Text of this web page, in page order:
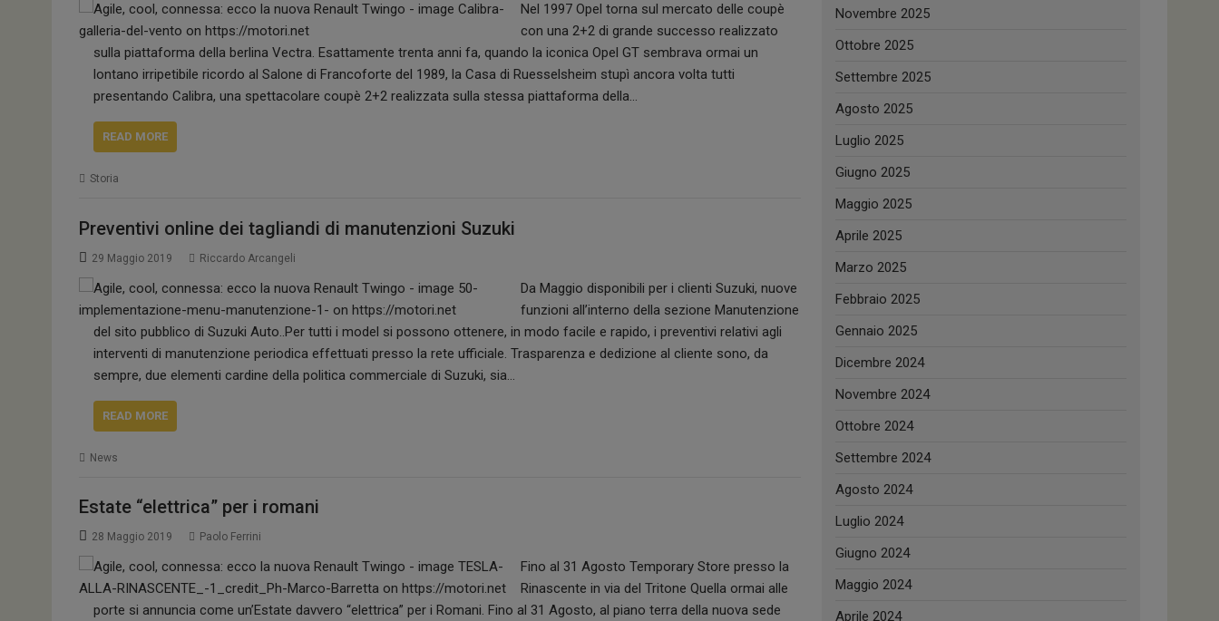
Nel 1997 Opel torna sul mercato delle coupè
con una 2+2 di grande successo realizzato
sulla piattaforma della berlina Vectra. Esattamente trenta anni fa, quando la iconica Opel GT sembrava ormai un
lontano irripetibile ricordo al Salone di Francoforte del 1989, la Casa di Ruesselsheim stupì ancora volta tutti
presentando Calibra, una spettacolare coupè 2+2 realizzata sulla stessa piattaforma della…
READ MORE
Storia
Preventivi online dei tagliandi di manutenzioni Suzuki
29 Maggio 2019 Riccardo Arcangeli
Da Maggio disponibili per i clienti Suzuki, nuove
funzioni all’interno della sezione Manutenzione
del sito pubblico di Suzuki Auto..Per tutti i model si possono ottenere, in modo facile e rapido, i preventivi relativi agli
interventi di manutenzione periodica effettuati presso la rete ufficiale. Trasparenza e dedizione al cliente sono, da
sempre, due elementi cardine della politica commerciale di Suzuki, sia…
READ MORE
News
Estate “elettrica” per i romani
28 Maggio 2019 Paolo Ferrini
Fino al 31 Agosto Temporary Store presso la
Rinascente in via del Tritone Quella ormai alle
porte si annuncia come un’Estate davvero “elettrica” per i Romani. Fino al 31 Agosto, al piano terra della nuova sede
Novembre 2025
Ottobre 2025
Settembre 2025
Agosto 2025
Luglio 2025
Giugno 2025
Maggio 2025
Aprile 2025
Marzo 2025
Febbraio 2025
Gennaio 2025
Dicembre 2024
Novembre 2024
Ottobre 2024
Settembre 2024
Agosto 2024
Luglio 2024
Giugno 2024
Maggio 2024
Aprile 2024